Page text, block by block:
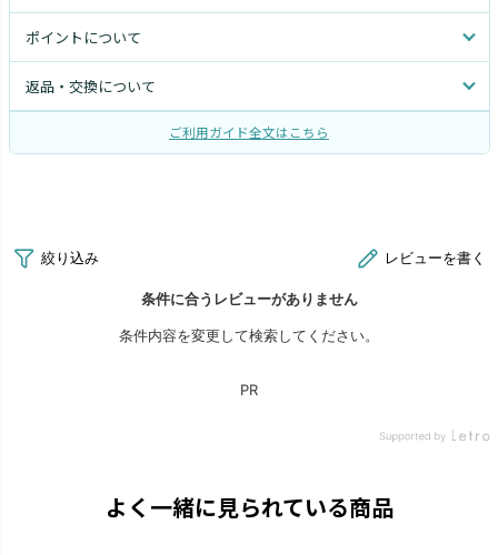
ポイントについて
返品・交換について
ご利用ガイド全文はこちら
よく一緒に見られている商品